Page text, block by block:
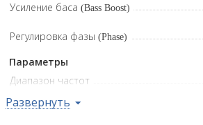
Усиление баса (Bass Boost)
Регулировка фазы (Phase)
Параметры
Диапазон частот
Выходная чувствительности (Gain)
Коэффициент нелинейных искажений
Развернуть